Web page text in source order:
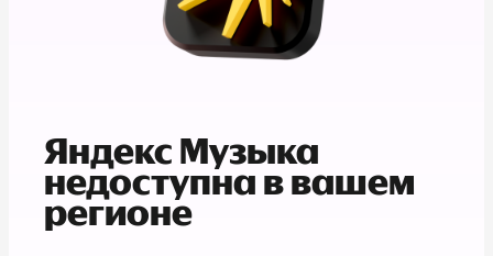
Яндекс Музыка
недоступна в вашем
регионе